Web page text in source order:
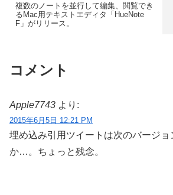
複数のノートを並行して編集、閲覧でき
るMac用テキストエディタ「HueNote
F」がリリース。
コメント
Apple7743 より:
2015年6月5日 12:21 PM
埋め込み引用ツイートは次のバージョ
か…。ちょっと残念。